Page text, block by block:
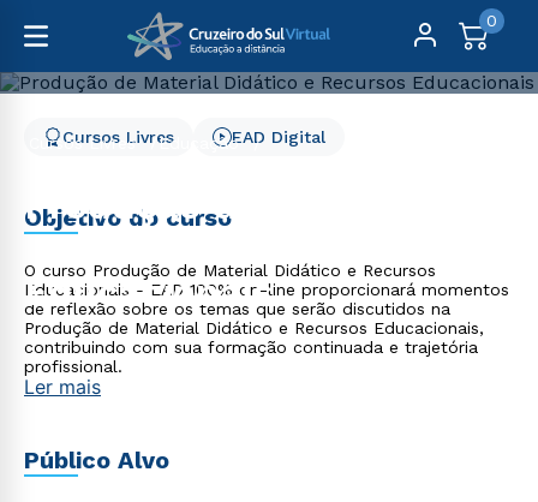
0
Cursos Livres
Educação
Produção de Material
Didático e Recursos
Educacionais
Cursos Livres EAD Digital
Objetivo do curso
O curso Produção de Material Didático e Recursos
Educacionais - EAD 100% on-line proporcionará momentos
de reflexão sobre os temas que serão discutidos na
Produção de Material Didático e Recursos Educacionais,
contribuindo com sua formação continuada e trajetória
profissional.
Ler mais
Público Alvo